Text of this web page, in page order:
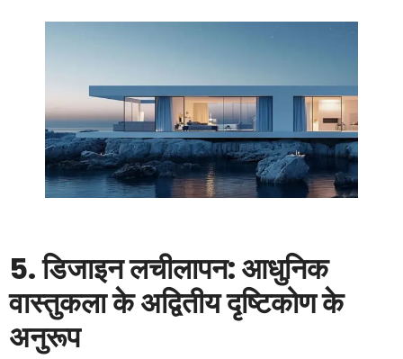
5. डिजाइन लचीलापन: आधुनिक
वास्तुकला के अद्वितीय दृष्टिकोण के
अनुरूप